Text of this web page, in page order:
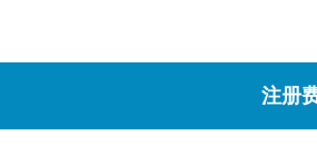
注册